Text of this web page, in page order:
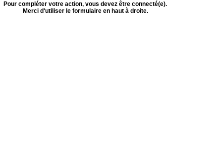
Pour compléter votre action, vous devez être connecté(e).
Merci d'utiliser le formulaire en haut à droite.